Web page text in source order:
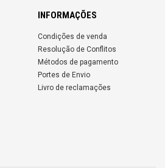
INFORMAÇÕES
Condições de venda
Resolução de Conflitos
Métodos de pagamento
Portes de Envio
Livro de reclamações